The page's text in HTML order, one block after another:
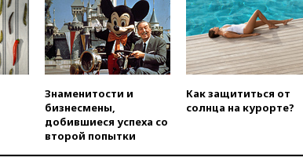
вчера, 19:15Путин обсудил с
Памфиловой подготовку к
единому дню голосования
вчера, 18:56Wildberries
логистики за пределы России
вчера, 18:45
Знаменитости и
бизнесмены,
добившиеся успеха со
второй попытки
Как защититься от
солнца на курорте?